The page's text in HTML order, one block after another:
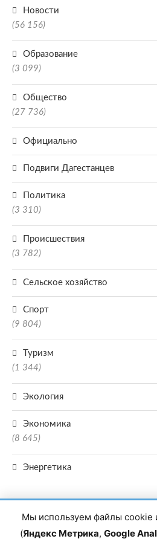
Новости
(56 156)
Образование
(3 099)
Общество
(27 736)
Официально
Подвиги Дагестанцев
Политика
(3 310)
Происшествия
(3 782)
Сельское хозяйство
Спорт
(9 804)
Туризм
(1 344)
Экология
Экономика
(8 645)
Энергетика
Мы используем файлы cookie
(Яндекс Метрика, Google